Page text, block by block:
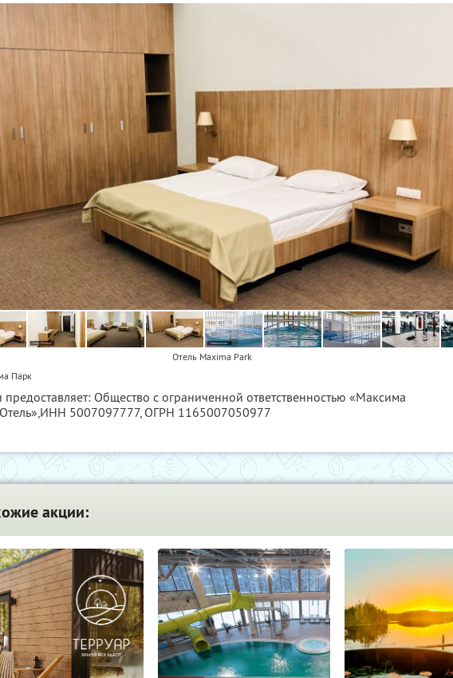
Отель Maxima Park
Парк
предоставляет: Общество с ограниченной ответственностью «Максима
ИНН 5007097777, ОГРН 1165007050977
акции: